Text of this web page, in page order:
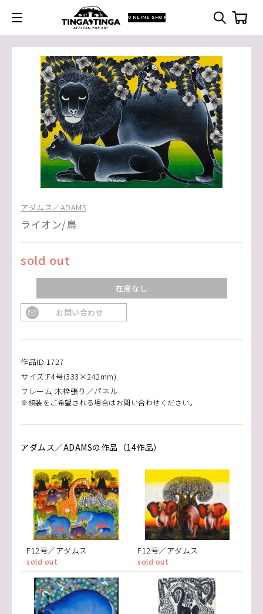
ONLINE SHOP
アダムス／ADAMS
ライオン/鳥
sold out
在庫なし
お問い合わせ
作品ID:1727
サイズ:F4号(333×242mm)
フレーム:木枠張り／パネル
※額装をご希望される場合はお問い合わせください。
アダムス／ADAMSの作品（14作品）
F12号／アダムス
sold out
F12号／アダムス
sold out